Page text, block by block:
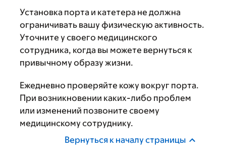
Установка порта и катетера не должна
ограничивать вашу физическую активность.
Уточните у своего медицинского
сотрудника, когда вы можете вернуться к
привычному образу жизни.
Ежедневно проверяйте кожу вокруг порта.
При возникновении каких-либо проблем
или изменений позвоните своему
медицинскому сотруднику.
Вернуться к началу страницы